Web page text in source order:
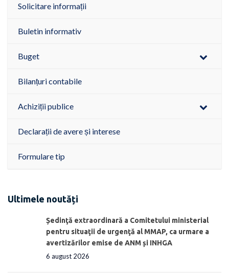
Solicitare informații
Buletin informativ
Buget
Bilanțuri contabile
Achiziții publice
Declarații de avere și interese
Formulare tip
Ultimele noutăți
Ședinţă extraordinară a Comitetului ministerial
pentru situaţii de urgenţă al MMAP, ca urmare a
avertizărilor emise de ANM și INHGA
6 august 2026